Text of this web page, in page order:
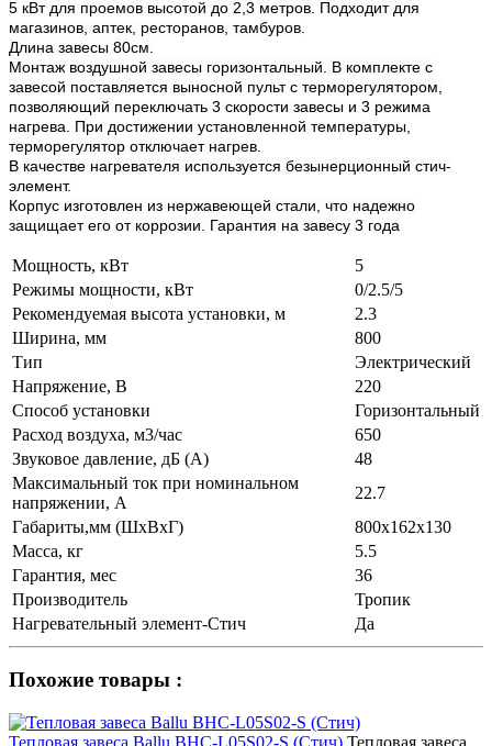
5 кВт для проемов высотой до 2,3 метров. Подходит для
магазинов, аптек, ресторанов, тамбуров.
Длина завесы 80см.
Монтаж воздушной завесы горизонтальный. В комплекте с
завесой поставляется выносной пульт с терморегулятором,
позволяющий переключать 3 скорости завесы и 3 режима
нагрева. При достижении установленной температуры,
терморегулятор отключает нагрев.
В качестве нагревателя используется безынерционный стич-
элемент.
Корпус изготовлен из нержавеющей стали, что надежно
защищает его от коррозии. Гарантия на завесу 3 года
Мощность, кВт
5
Режимы мощности, кВт
0/2.5/5
Рекомендуемая высота установки, м
2.3
Ширина, мм
800
Тип
Электрический
Напряжение, В
220
Способ установки
Горизонтальный
Расход воздуха, м3/час
650
Звуковое давление, дБ (A)
48
Максимальный ток при номинальном
напряжении, А
22.7
Габариты,мм (ШхВхГ)
800х162х130
Масса, кг
5.5
Гарантия, мес
36
Производитель
Тропик
Нагревательный элемент-Стич
Да
Похожие товары :
Тепловая завеса Ballu BHC-L05S02-S (Стич) Тепловая завеса